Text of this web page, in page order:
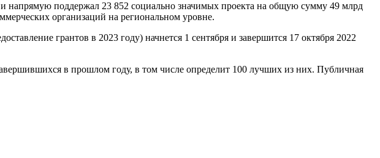
и напрямую поддержал 23 852 социально значимых проекта на общую сумму 49 млрд
организаций на региональном уровне.
грантов в 2023 году) начнется 1 сентября и завершится 17 октября 2022
в прошлом году, в том числе определит 100 лучших из них. Публичная